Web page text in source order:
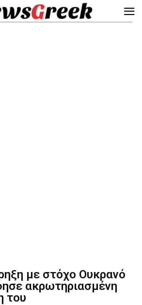
με στόχο Ουκρανό
ακρωτηριασμένη
του